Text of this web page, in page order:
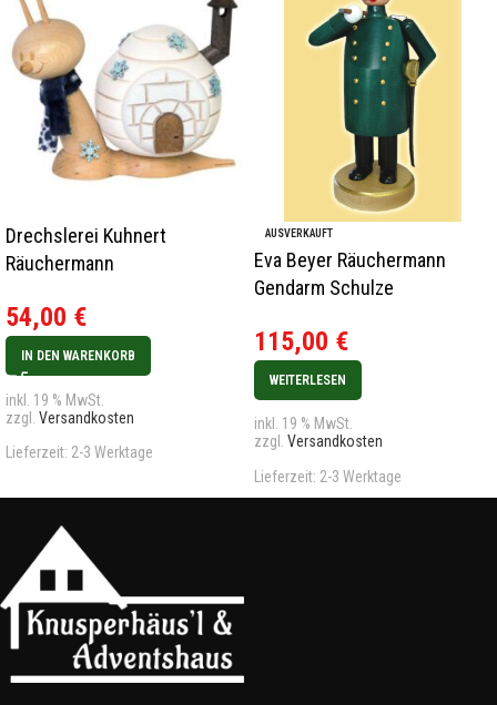
Drechslerei Kuhnert
Räuchermann
Igluschnecke Neu 2023
54,00 €
IN DEN WARENKORB
inkl. 19 % MwSt.
zzgl. Versandkosten
Lieferzeit: 2-3 Werktage
AUSVERKAUFT
Eva Beyer Räuchermann
Gendarm Schulze
115,00 €
WEITERLESEN
inkl. 19 % MwSt.
zzgl. Versandkosten
Lieferzeit: 2-3 Werktage